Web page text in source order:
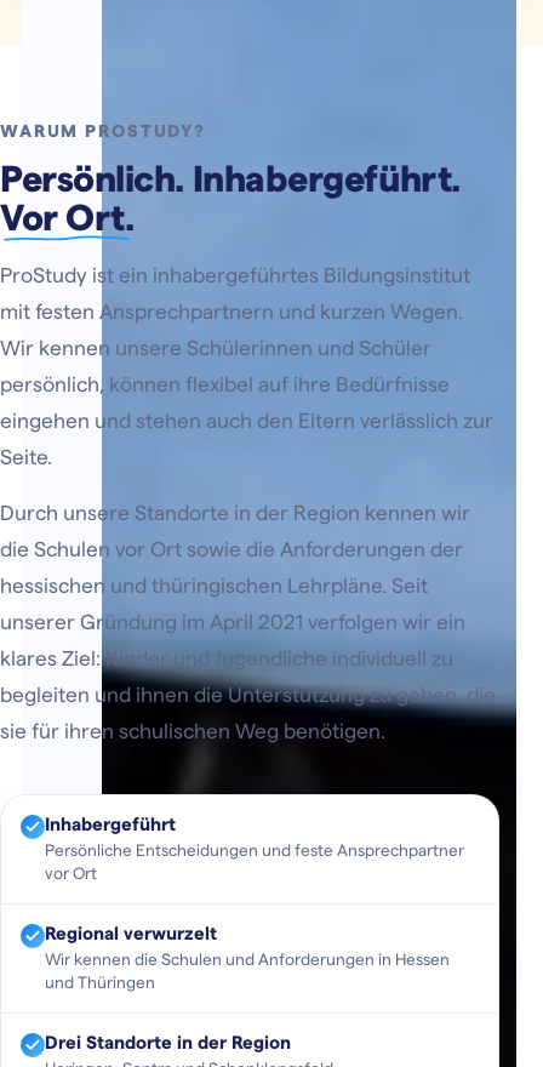
WARUM PROSTUDY?
Persönlich. Inhabergeführt.
Vor Ort.
ProStudy ist ein inhabergeführtes Bildungsinstitut
mit festen Ansprechpartnern und kurzen Wegen.
Wir kennen unsere Schülerinnen und Schüler
persönlich, können flexibel auf ihre Bedürfnisse
eingehen und stehen auch den Eltern verlässlich zur
Seite.
Durch unsere Standorte in der Region kennen wir
die Schulen vor Ort sowie die Anforderungen der
hessischen und thüringischen Lehrpläne. Seit
unserer Gründung im April 2021 verfolgen wir ein
klares Ziel: Kinder und Jugendliche individuell zu
begleiten und ihnen die Unterstützung zu geben, die
sie für ihren schulischen Weg benötigen.
Inhabergeführt
Persönliche Entscheidungen und feste Ansprechpartner
vor Ort
Regional verwurzelt
Wir kennen die Schulen und Anforderungen in Hessen
und Thüringen
Drei Standorte in der Region